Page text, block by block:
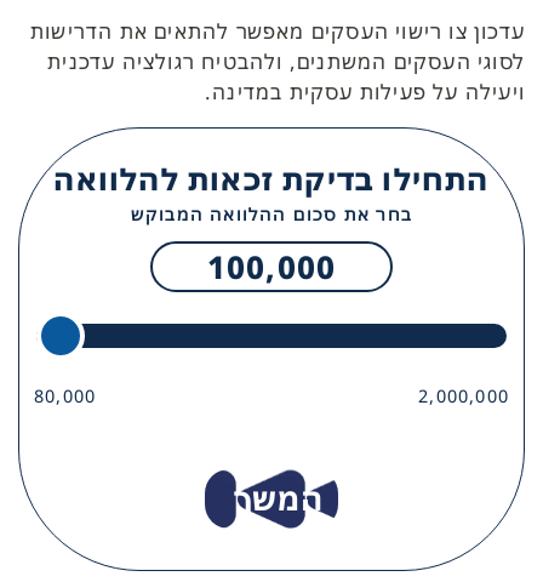
עדכון צו רישוי העסקים מאפשר להתאים את הדרישות
לסוגי העסקים המשתנים, ולהבטיח רגולציה עדכנית
ויעילה על פעילות עסקית במדינה.
התחילו בדיקת זכאות להלוואה
בחר את סכום ההלוואה המבוקש
100,000
80,000 2,000,000
המשך